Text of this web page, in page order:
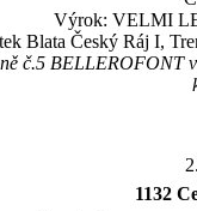
Výrok: VELMI
Blata Český Ráj I,
č.5 BELLEROFONT
1132